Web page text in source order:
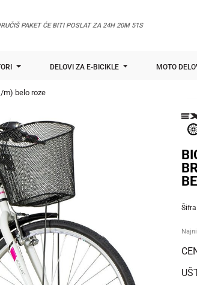
PAKET ĆE BITI POSLAT ZA 24H 20M 50S
DELOVI ZA E-BICIKLE MOTO
m) belo roze